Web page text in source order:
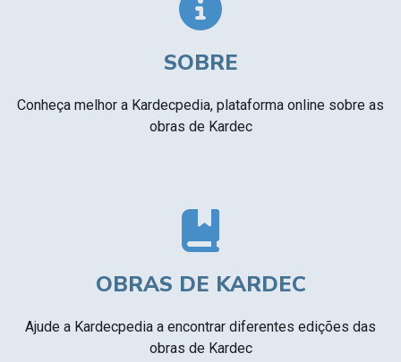
SOBRE
Conheça melhor a Kardecpedia, plataforma online sobre as
obras de Kardec
OBRAS DE KARDEC
Ajude a Kardecpedia a encontrar diferentes edições das
obras de Kardec